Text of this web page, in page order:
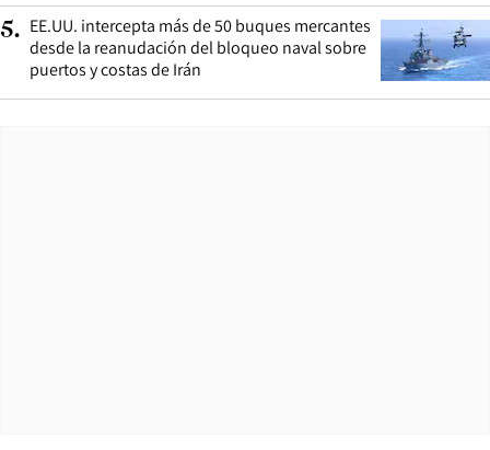
5. EE.UU. intercepta más de 50 buques mercantes
desde la reanudación del bloqueo naval sobre
puertos y costas de Irán